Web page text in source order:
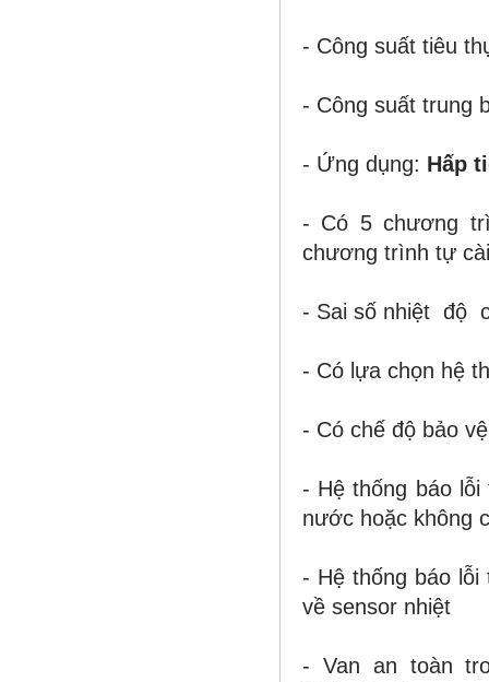
- Công suất tiêu
- Công suất trung
- Ứng dụng: Hấp
- Có 5 chương
chương trình tự
- Sai số nhiệt độ
- Có lựa chọn hệ
- Có chế độ bảo
- Hệthống báo lỗi
nước hoặc không
- Hệ thống báo lỗi
về sensor nhiệt
- Van an toàn